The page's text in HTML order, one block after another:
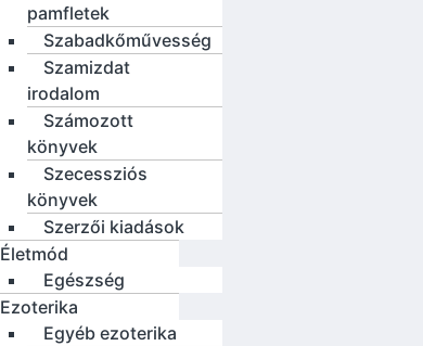
pamfletek
Szabadkőművesség
Szamizdat
irodalom
Számozott
könyvek
Szecessziós
könyvek
Szerzői kiadások
Életmód
Egészség
Ezoterika
Egyéb ezoterika